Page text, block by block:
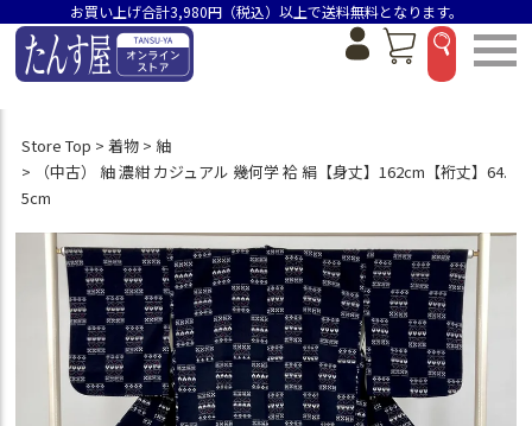
お買い上げ合計3,980円（税込）以上で送料無料となります。
Store Top 着物
紬
（中古） 紬 濃紺 カジュアル 幾何学 袷 絹【身丈】162cm【裄丈】64.
5cm